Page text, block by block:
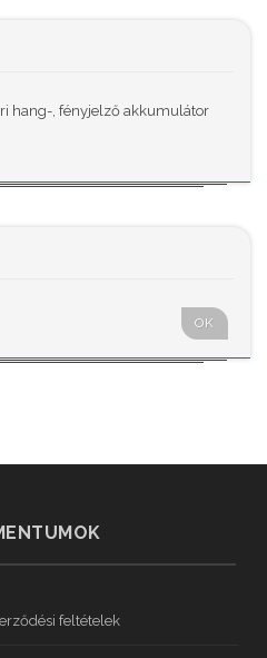
hang-, fényjelző akkumulátor
OK
feltételek